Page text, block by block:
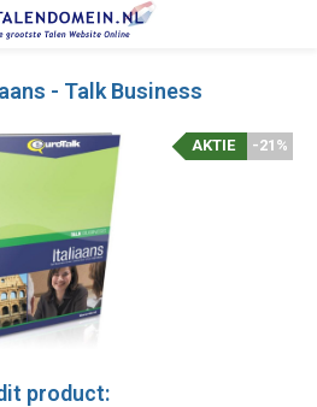
- Talk Business
-21%
AKTIE
product: